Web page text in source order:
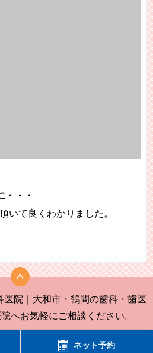
・・
いて良くわかりました。
院｜大和市・鶴間の歯科・歯医
へお気軽にご相談ください。
ネット予約